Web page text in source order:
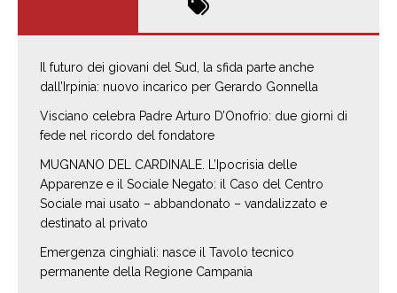
Il futuro dei giovani del Sud, la sfida parte anche
dall’Irpinia: nuovo incarico per Gerardo Gonnella
Visciano celebra Padre Arturo D’Onofrio: due giorni di
fede nel ricordo del fondatore
MUGNANO DEL CARDINALE. L’Ipocrisia delle
Apparenze e il Sociale Negato: il Caso del Centro
Sociale mai usato – abbandonato – vandalizzato e
destinato al privato
Emergenza cinghiali: nasce il Tavolo tecnico
permanente della Regione Campania